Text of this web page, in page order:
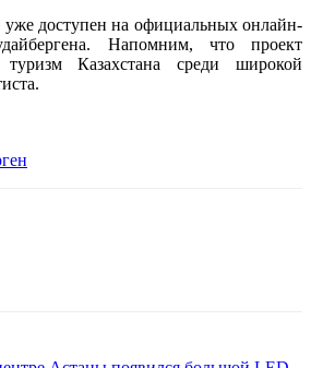
уже доступен на официальных онлайн-
Напомним, что проект
туризм Казахстана среди широкой